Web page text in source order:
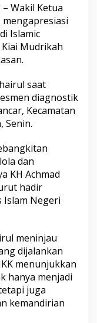
– Wakil Ketua
mengapresiasi
Islamic
Mudrikah
saat
diagnostik
Kecamatan
Senin.
dan
KH Achmad
hadir
Islam Negeri
meninjau
dijalankan
menunjukkan
hanya menjadi
juga
kemandirian